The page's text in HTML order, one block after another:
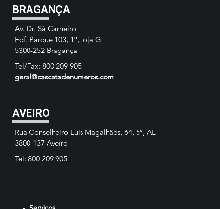
BRAGANÇA
Av. Dr. Sá Carneiro
Edf. Parque 103, 1º, loja G
5300-252 Bragança
Tel/Fax: 800 209 905
geral@cascatadenumeros.com
AVEIRO
Rua Conselheiro Luís Magalhães, 64, 5º, AL
3800-137 Aveiro
Tel: 800 209 905